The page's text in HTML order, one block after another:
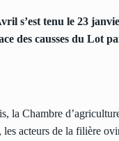
s’est tenu le 23
des causses du Lot
la Chambre
acteurs de la filière